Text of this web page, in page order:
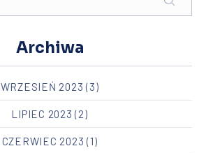
Archiwa
WRZESIEŃ 2023 (3)
LIPIEC 2023 (2)
CZERWIEC 2023 (1)